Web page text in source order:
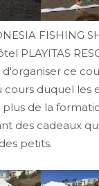
FISHING
PLAYITAS
ce
cours duquel les
de la
des cadeaux
petits.